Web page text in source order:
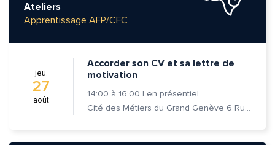
Ateliers
Apprentissage AFP/CFC
jeu.
27
août
Accorder son CV et sa lettre de
motivation
14:00 à 16:00 | en présentiel
Cité des Métiers du Grand Genève 6 Rue Prévost-Martin 1205 Genève